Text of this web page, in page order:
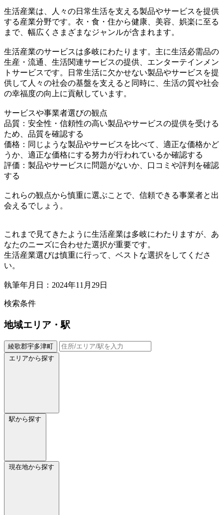
生活産業は、人々の日常生活を支える製品やサービスを提供
する産業分野です。衣・食・住から健康、美容、娯楽に至る
まで、幅広くさまざまなジャンルが含まれます。
生活産業のサービスは多岐にわたります。主に生活必需品の
生産・流通、生活関連サービスの提供、エンターテインメン
トサービスです。日常生活に欠かせない製品やサービスを提
供して人々の社会の基盤を支えると同時に、生活の質や社会
の幸福度の向上に貢献しています。
サービスや事業者選びの観点
品質：安全性・信頼性の高い製品やサービスの提供を受ける
ため、品質を確認する
価格：同じような製品やサービスを比べて、適正な価格かど
うか、適正な価格にする努力が行われているか確認する
評価：製品やサービスに問題がないか、口コミや評判を確認
する
これらの観点から慎重に選ぶことで、信頼できる事業者と出
会えるでしょう。
これまで見てきたように生活産業は多岐にわたりますが、あ
なたのニーズに合わせた選択が重要です。
生活産業選びは慎重に行って、ベストな選択をしてくださ
い。
執筆年月日：2024年11月29日
検索条件
地域エリア・駅
綾歌郡宇多津町
エリアから探す
駅から探す
現在地から探す